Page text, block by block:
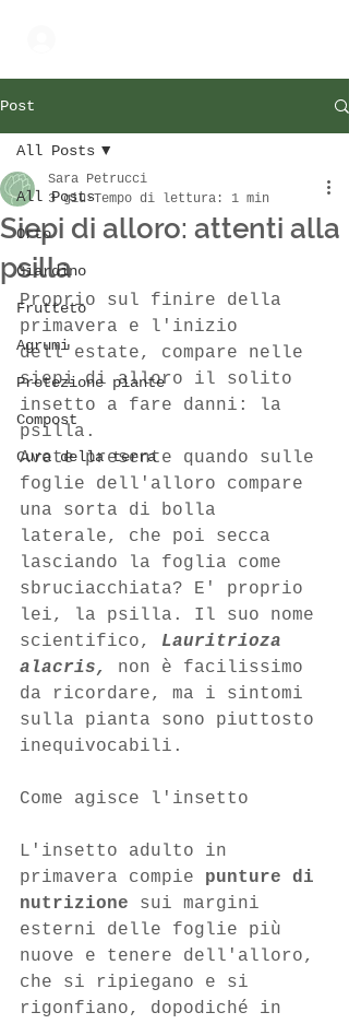
Post
All Posts
Orto
Giardino
Frutteto
Agrumi
Protezione piante
Compost
Cura della terra
All Posts
Siepi di alloro: attenti alla
psilla
Sara Petrucci
3 giu Tempo di lettura: 1 min
Proprio sul finire della
primavera e l'inizio
dell'estate, compare nelle
siepi di alloro il solito
insetto a fare danni: la
psilla.
Avete presente quando sulle
foglie dell'alloro compare
una sorta di bolla
laterale, che poi secca
lasciando la foglia come
sbruciacchiata? E' proprio
lei, la psilla. Il suo nome
scientifico, Lauritrioza
alacris, non è
facilissimo
da ricordare, ma i sintomi
sulla pianta sono piuttosto
inequivocabili.
Come agisce l'insetto
L'insetto adulto in
primavera compie punture di
nutrizione sui margini
esterni delle foglie più
nuove e tenere dell'alloro,
che si ripiegano e si
rigonfiano, dopodiché in